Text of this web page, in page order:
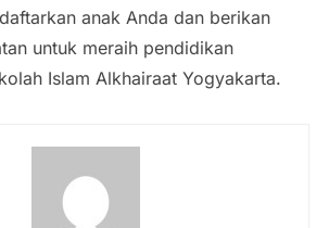
anak Anda dan berikan
untuk meraih pendidikan
Islam Alkhairaat Yogyakarta.